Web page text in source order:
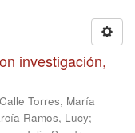
investigación,
Calle Torres, María
Ramos, Lucy;